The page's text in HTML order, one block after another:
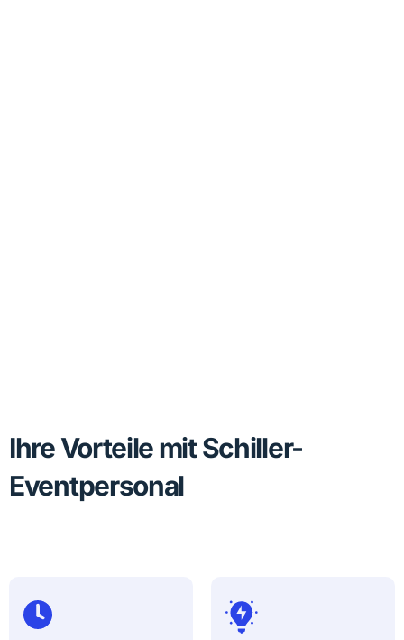
Ihre Vorteile mit Schiller-
Eventpersonal